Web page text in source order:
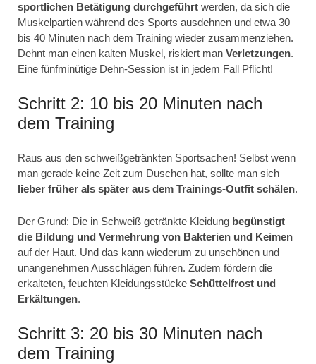
sportlichen Betätigung durchgeführt werden, da sich die
Muskelpartien während des Sports ausdehnen und etwa 30
bis 40 Minuten nach dem Training wieder zusammenziehen.
Dehnt man einen kalten Muskel, riskiert man Verletzungen.
Eine fünfminütige Dehn-Session ist in jedem Fall Pflicht!
Schritt 2: 10 bis 20 Minuten nach
dem Training
Raus aus den schweißgetränkten Sportsachen! Selbst wenn
man gerade keine Zeit zum Duschen hat, sollte man sich
lieber früher als später aus dem Trainings-Outfit schälen.
Der Grund: Die in Schweiß getränkte Kleidung begünstigt
die Bildung und Vermehrung von Bakterien und Keimen
auf der Haut. Und das kann wiederum zu unschönen und
unangenehmen Ausschlägen führen. Zudem fördern die
erkalteten, feuchten Kleidungsstücke Schüttelfrost und
Erkältungen.
Schritt 3: 20 bis 30 Minuten nach
dem Training